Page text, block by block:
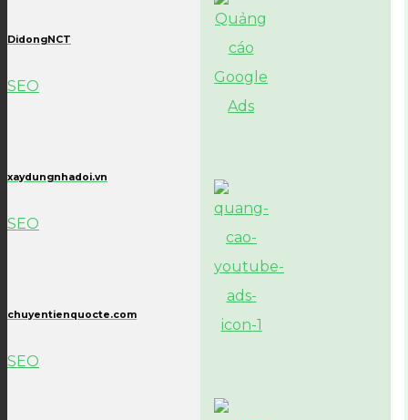
DidongNCT
SEO
xaydungnhadoi.vn
SEO
chuyentienquocte.com
SEO